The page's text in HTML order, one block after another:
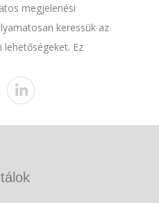
megjelenési
keressük az
Ez